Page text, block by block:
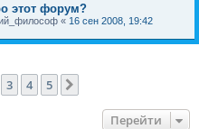
этот форум?
« 16 сен 2008, 19:42
3 4 5
Перейти